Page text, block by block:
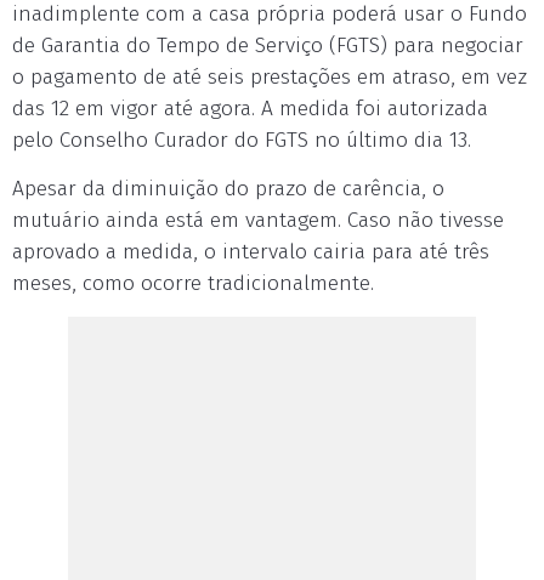
inadimplente com a casa própria poderá usar o Fundo
de Garantia do Tempo de Serviço (FGTS) para negociar
o pagamento de até seis prestações em atraso, em vez
das 12 em vigor até agora. A medida foi autorizada
pelo Conselho Curador do FGTS no último dia 13.
Apesar da diminuição do prazo de carência, o
mutuário ainda está em vantagem. Caso não tivesse
aprovado a medida, o intervalo cairia para até três
meses, como ocorre tradicionalmente.